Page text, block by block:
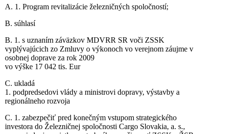
A. 1. Program revitalizácie železničných spoločností;
B. súhlasí
B. 1. s uznaním záväzkov MDVRR SR voči ZSSK
vyplývajúcich zo Zmluvy o výkonoch vo verejnom záujme v
osobnej doprave za rok 2009
vo výške 17 042 tis. Eur
C. ukladá
1. podpredsedovi vlády a ministrovi dopravy, výstavby a
regionálneho rozvoja
C. 1. zabezpečiť pred konečným vstupom strategického
investora do Železničnej spoločnosti Cargo Slovakia, a. s.,